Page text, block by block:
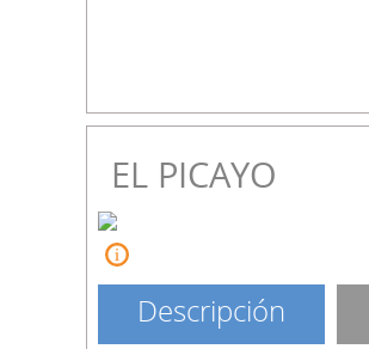
EL PICAYO
Descripción